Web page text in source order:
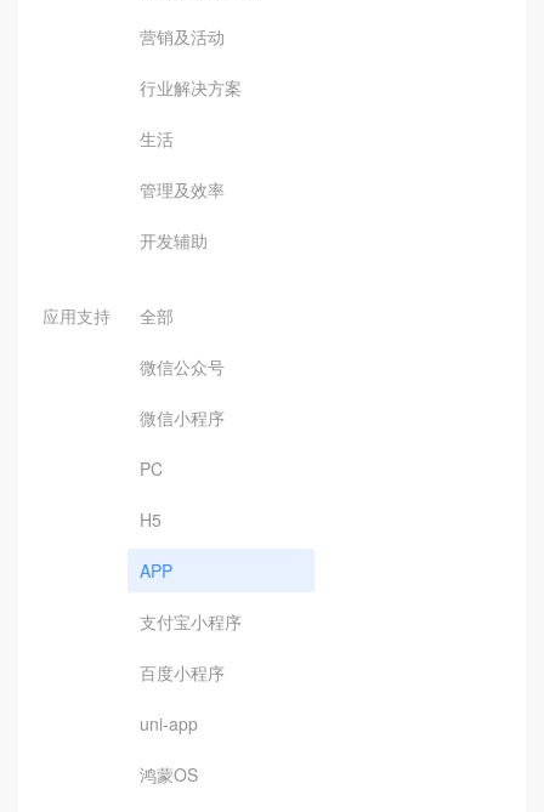
营销及活动
行业解决方案
生活
管理及效率
开发辅助
应用支持 全部
微信公众号
微信小程序
PC
H5
APP
支付宝小程序
百度小程序
uni-app
鸿蒙OS